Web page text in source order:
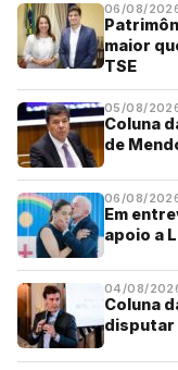
06/08/
maior
TSE
05/08/
Coluna
de
06/08/
Em
apoio a
04/08/
Coluna
disputar